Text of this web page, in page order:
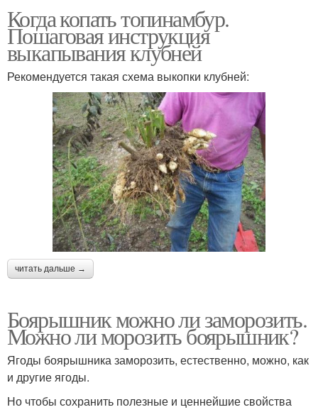
Когда копать топинамбур.
Пошаговая инструкция
выкапывания клубней
Рекомендуется такая схема выкопки клубней:
читать дальше →
Боярышник можно ли заморозить.
Можно ли морозить боярышник?
Ягоды боярышника заморозить, естественно, можно, как
и другие ягоды.
Но чтобы сохранить полезные и ценнейшие свойства